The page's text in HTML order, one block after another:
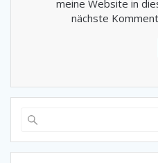
meine Website in
nächste